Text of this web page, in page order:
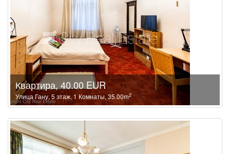
Квартира, 40.00 EUR
Улица Гану, 5 этаж, 1 Комнаты, 35.00m2